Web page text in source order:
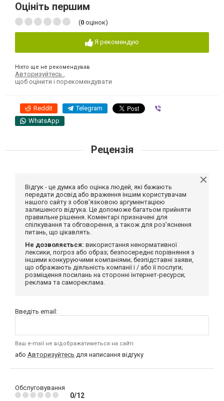
Оцініть першим
(0 оцінок)
Я рекомендую
Ніхто ще не рекомендував
Авторизуйтесь
щоб оцінити і порекомендувати
Reddit Telegram
WhatsApp
Рецензія
Відгук - це думка або оцінка людей, які бажають
передати досвід або враження іншим користувачам
нашого сайту з обов'язковою аргументацією
залишеного відгука. Це допоможе багатьом прийняти
правильне рішення. Коментарі призначені для
спілкування та обговорення, а також для роз'яснення
питань, що цікавлять.
Не дозволяється: використання ненормативної
лексики, погроз або образ; безпосереднє порівняння з
іншими конкуруючими компаніями; безпідставні заяви,
що ображають діяльність компанії і / або її послуги;
розміщення посилань на сторонні інтернет-ресурси;
реклама та самореклама.
Введіть email:
Ваш e-mail не відображатиметься на сайті
або Авторизуйтесь для написання відгуку
Обслуговування
0/12